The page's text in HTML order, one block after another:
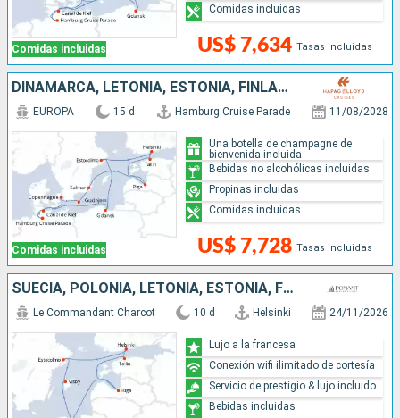
Comidas incluidas US$ 7,634 Tasas incluidas
Comidas incluidas
DINAMARCA, LETONIA, ESTONIA, FINLANDIA, SUECIA, POLONIA, ALEMANIA
Comidas incluidas
EUROPA 15 d Hamburg Cruise Parade 11/08/2028
US$ 7,728 Tasas incluidas
Una botella de champagne de
bienvenida incluida
Bebidas no alcohólicas incluidas
Propinas incluidas
Comidas incluidas
SUECIA, POLONIA, LETONIA, ESTONIA, FINLANDIA
Le Commandant Charcot 10 d Helsinki 24/11/2026
Lujo a la francesa
Conexión wifi ilimitado de cortesía
Servicio de prestigio & lujo incluido
Bebidas incluidas